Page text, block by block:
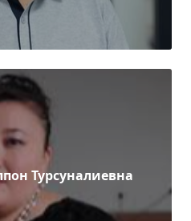
Турсуналиевна